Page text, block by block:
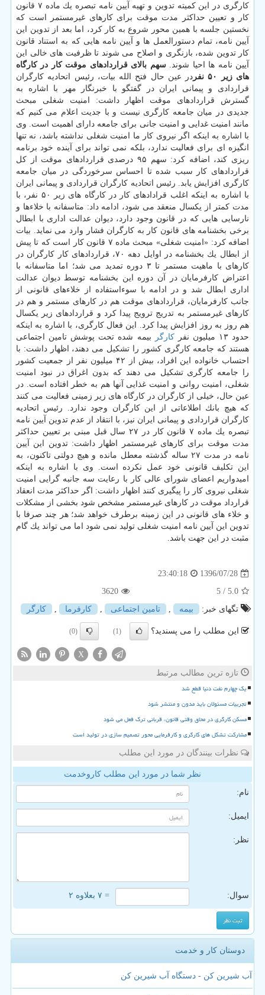
كارگری در این كمیته تدوین و تهیه آیین نامه تبصره یك ماده ۷ قانون
كار و تعیین حداكثر مدت موقت برای كارهای غیرمستمر است كه
نخستین جلسه با همین محور شروع به كار كرد، اما بعد از تدوین این
آیین نامه، تمام دستورالعمل ها و آیین نامه هایی كه به استناد قانون
كار تدوین شده، بازنگری و اصلاح می شوند تا ظرفیت های خالی این
آیین نامه ها احیا شوند.سهم بالای قراردادهای موقت كار در كارگاه
های زیر ۵۰ نفر
در عین حال فتح الله بیات، رئیس اتحادیه كارگران
قراردادی و پیمانی ایران در گفتگو با خبرنگار مهر با اشاره به
گسترش قراردادهای موقت اظهار داشت: امنیت شغلی مبحث
جدیدی در میان جامعه كارگری نیست و با جدیت اعلام می كنیم كه
مانند امنیت غدایی و امنیت جانی برای جامعه دارای اهمیت است. وی
با اشاره به اینكه اگر نیروی كار ما امنیت شغلی نداشته باشد، نه تنها
انگیزه ای برای فعالیت ندارد، بلكه نمی تواند برای آینده خود برنامه
ریزی كند، اضافه كرد: سهم ۹۵ درصدی قراردادهای موقت از كل
قراردادهای كار سبب شده تا احساس سرخوردگی در میان جامعه
كارگری افزایش یابد. رئیس اتحادیه كارگران قراردادی و پیمانی ایران
با اشاره به اینكه اغلب قرادادهای كار در كارگاه های زیر ۵۰ نفر، با
مدت كمتر از یكسال منعقد می شود، ادامه داد: متاسفانه با خلاءها و
نارسایی هایی كه در قانون وجود دارد، دیوان عدالت اداری با ابطال
برخی بخشنامه های قانون كار به كارگران فشار وارد می نماید. بیات
اضافه كرد: «امنیت شغلی» مبحث ماده ۷ قانون كار است كه تا پیش
از ابطال یك بخشنامه در اوایل دهه ۷۰، قراردادهای كار كارگران در
كارهای با ماهیت مستمر تا ۳ دوره تمدید می شد؛ اما متاسفانه با
اعتراض كارفرمایان در آن دوره این بخشنامه توسط دیوان عدالت
اداری ابطال شد و در ادامه با سوءاستفاده از خلاءهای قانونی از
جانب كارفرمایان، قراردادهای موقت هم در كارهای مستمر و هم در
كارهای غیرمستمر به تدریج ترویج پیدا كرد و قراردادهای زیر یكسال
هم روز به روز افزایش پیدا كرد. این فعال كارگری، با اشاره به اینكه
حدود ۱۳ میلیون نفر
كارگر
بیمه شده تحت پوشش تامین اجتماعی
هستند كه جامعه كارگری كشور را تشكیل می دهند، اظهار داشت: با
احتساب خانواده این افراد، بیش از ۴۲ میلیون نفر از جمعیت كشور
را جامعه كارگری تشكیل می دهند كه بدون اغراق در نبود امنیت
شغلی، امنیت روانی و امنیت غذایی آنها هم به خطر افتاده است. در
عین حال، خیلی از كارگران در كارگاه های زیر زمینی فعالیت می كنند
كه هیچ بانك اطلاعاتی از این كارگران وجود ندارد. رئیس اتحادیه
كارگران قراردادی و پیمانی ایران نیز، با انتقاد از عدم تدوین آیین نامه
تبصره یك ماده ۷ قانون كار در ۲۷ سال قبل مبنی بر تعیین حداكثر
مدت موقت برای كارهای غیرمستمر اظهار داشت: تدوین این آیین
نامه در مدت ۲۷ ساله گذشته معطل مانده و هیچ دولتی تاكنون، به
این تكلیف قانونی خود عمل نكرده است. وی با اشاره به اینكه
امیدواریم اعضای شورای عالی كار با رعایت سه جانبه گرایی امنیت
شغلی نیروی كار را پیگیری كنند اظهار داشت: اگر حداكثر مدت انعقاد
قرارداد موقت در كارهای غیرمستمر مشخص شود بخشی از مشكلات
و خلاء های قانونی در این زمینه برطرف خواهد شد؛ هر چند صرفا با
تدوین این آیین نامه امنیت شغلی تولید نمی شود اما می‎ تواند یك گام
مثبت در این جهت باشد.
1396/07/28
23:40:18
5.0
/ 5
3620
تگهای خبر:
بیمه , تامین اجتماعی , كارفرما , كارگر
این مطلب را می پسندید؟ (1)
(0)
X
تازه ترین مطالب مرتبط
یک چهارم نفت دنیا قطع شد
تجربیات مسئولان باید مدون و منتشر شود
مسکن کارگری در محاق وقتی قانون، قربانی ترک فعل می شود
مشارکت تشکل های کارگری و کارفرمایی محور تصمیم سازی در تولید است
نظرات بینندگان در مورد این مطلب
نظر شما در مورد این مطلب کاروخدمت
نام:
ایمیل:
نظر:
سوال: = ۷ بعلاوه ۲
دوستان کار و خدمت
آب شیرین کن - دستگاه آب شیرین کن